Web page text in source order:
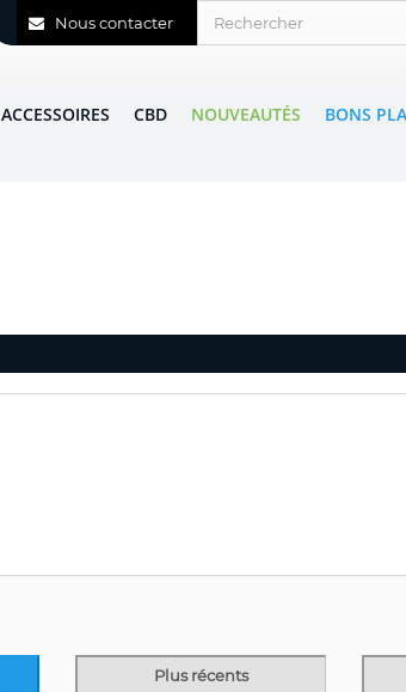
Nous contacter
ACCESSOIRES CBD NOUVEAUTÉS BONS
Plus récents